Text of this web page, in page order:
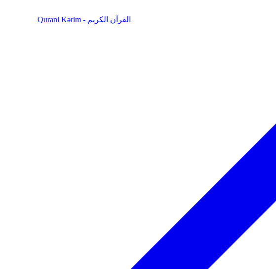
Qurani Kərim - القرآن الكريم